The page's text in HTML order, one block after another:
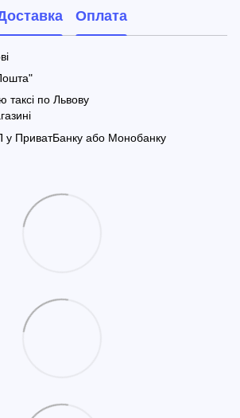
Оплата
по Львову
ПриватБанку або Монобанку